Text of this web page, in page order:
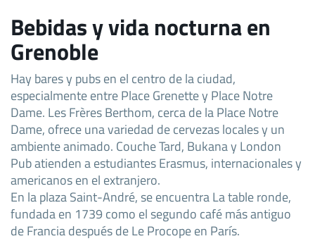
Bebidas y vida nocturna en
Grenoble
Hay bares y pubs en el centro de la ciudad,
especialmente entre Place Grenette y Place Notre
Dame. Les Frères Berthom, cerca de la Place Notre
Dame, ofrece una variedad de cervezas locales y un
ambiente animado. Couche Tard, Bukana y London
Pub atienden a estudiantes Erasmus, internacionales y
americanos en el extranjero.
En la plaza Saint-André, se encuentra La table ronde,
fundada en 1739 como el segundo café más antiguo
de Francia después de Le Procope en París.